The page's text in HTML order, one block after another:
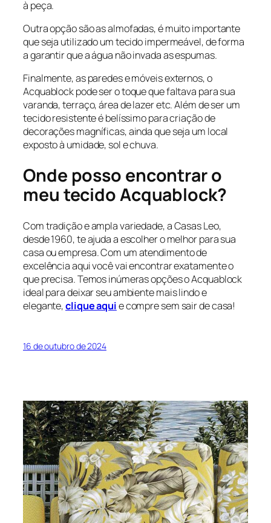
à peça.
Outra opção são as almofadas, é muito importante
que seja utilizado um tecido impermeável, de forma
a garantir que a água não invada as espumas.
Finalmente, as paredes e móveis externos, o
Acquablock pode ser o toque que faltava para sua
varanda, terraço, área de lazer etc. Além de ser um
tecido resistente é belíssimo para criação de
decorações magníficas, ainda que seja um local
exposto à umidade, sol e chuva.
Onde posso encontrar o
meu tecido Acquablock?
Com tradição e ampla variedade, a Casas Leo,
desde 1960, te ajuda a escolher o melhor para sua
casa ou empresa. Com um atendimento de
excelência aqui você vai encontrar exatamente o
que precisa. Temos inúmeras opções o Acquablock
ideal para deixar seu ambiente mais lindo e
elegante,clique aquie compre sem sair de casa!
16 de outubro de 2024